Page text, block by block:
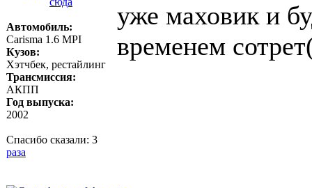
Автомобиль:
Carisma 1.6 MPI
Кузов:
Хэтчбек, рестайлинг
Трансмиссия:
АКПП
Год выпуска:
2002
Спасибо сказали: 3
раза
уже маховик и
временем